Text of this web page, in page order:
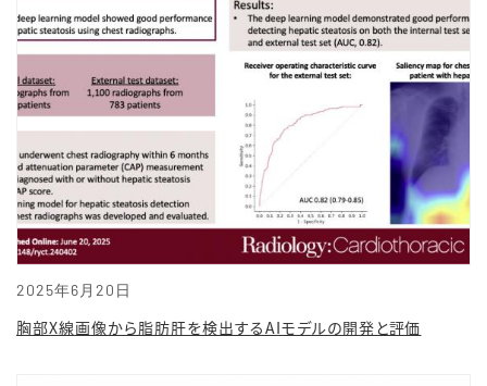
2025年6月20日
胸部X線画像から脂肪肝を検出するAIモデルの開発と評価